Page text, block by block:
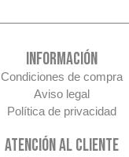
INFORMACIÓN
Condiciones de compra
Aviso legal
Política de privacidad
ATENCIÓN AL CLIENTE